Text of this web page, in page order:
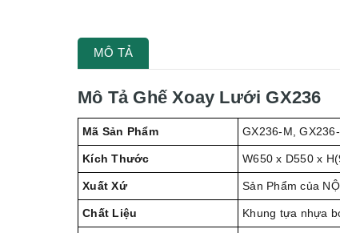
MÔ TẢ
Mô Tả Ghế Xoay Lưới GX236
Mã Sản Phẩm GX236-M,
Kích Thước W650 x D550 x
Xuất Xứ Sản Phẩm của
Chất Liệu Khung tựa nhựa